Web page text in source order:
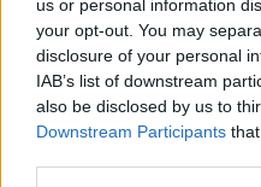
us or personal information
your opt-out. You may
disclosure of your personal
IAB’s list of downstream
also be disclosed by us to
Downstream Participants
Notizie
Entra nel